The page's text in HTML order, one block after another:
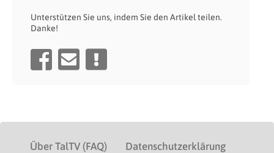
Unterstützen Sie uns, indem Sie den Artikel teilen.
Danke!
Über TalTV (FAQ)
Datenschutzerklärung